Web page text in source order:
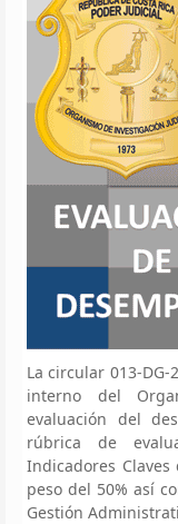
La circular 013-
interno del
evaluación del
rúbrica de
Indicadores
peso del 50% así
Gestión